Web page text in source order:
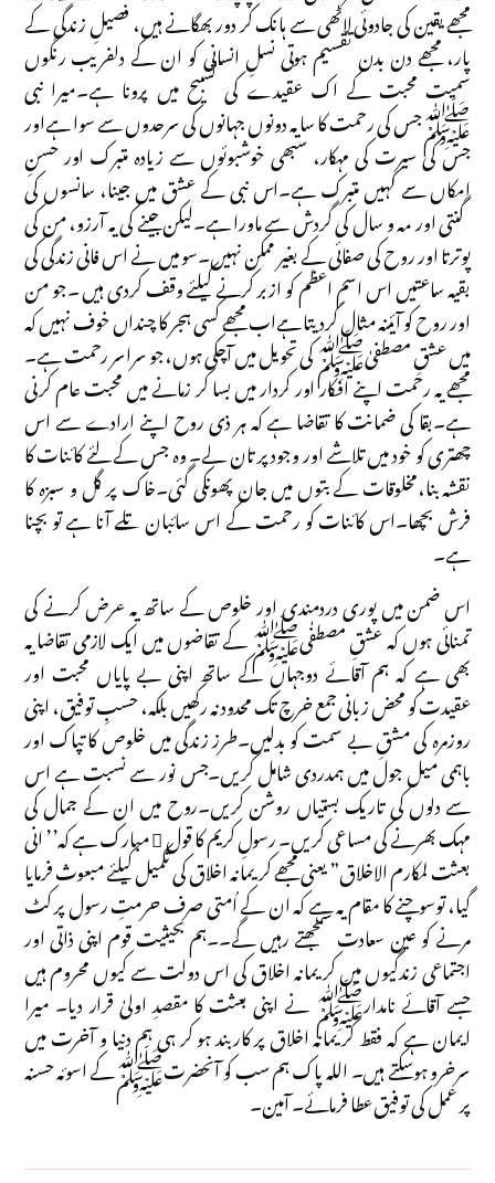
مجھے یقین کی جادوئی لاٹھی سے ہانک کر دور بھگانے ہیں، فصیلِ زندگی کے
پار، مجھے دن بدن تقسیم ہوتی نسلِ انسانی کو ان کے دلفریب رنگوں
سمیت محبت کے اک عقیدے کی تسبیح میں پرونا ہے۔میرا نبی
ﷺجس کی رحمت کا سایہ دونوں جہانوں کی سرحدوں سے سوا ہےاور
جس کی سیرت کی مہکار، سبھی خوشبوئوں سے زیادہ متبرک اور حسنِ
امکاں سے کہیں متبرک ہے۔اس نبی کے عشق میں جینا، سانسوں کی
گنتی اور مہ و سال کی گردش سے ماورا ہے۔لیکن جینے کی یہ آرزو، من کی
پوترتا اور روح کی صفائی کے بغیر ممکن نہیں۔سو میں نے اس فانی زندگی کی
بقیہ ساعتیں اس اسمِ اعظم کو ازبر کرنے کیلئے وقف کردی ہیں ۔جو من
اور روح کو آئینہ مثال کردیتا ہےاب مجھے کسی ہجر کا چنداں خوف نہیں کہ
میں عشقِ مصطفیٰﷺ کی تحویل میں آچکی ہوں،جو سراسر رحمت ہے۔
مجھے یہ رحمت اپنے افکار اور کردار میں بسا کر زمانے میں محبت عام کرنی
ہے۔بقا کی ضمانت کا تقاضا ہے کہ ہر ذی روح اپنے ارادے سے اس
چھتری کو خود میں تلاشے اور وجود پر تان لے۔ وہ جس کے لئے کائنات کا
نقشہ بنا،مخلوقات کے بتوں میں جان پھونکی گئی۔خاک پر گل و سبزہ کا
فرش بچھا۔اس کائنات کو رحمت کے اس سائبان تلے آنا ہے تو بچنا
ہے۔
اس ضمن میں پوری دردمندی اور خلوص کے ساتھ یہ عرض کرنے کی
تمنائی ہوں کہ عشقِ مصطفٰیﷺ کے تقاضوں میں ایک لازمی تقاضا یہ
بھی ہے کہ ہم آقائے دوجہاں کے ساتھ اپنی بے پایاں محبت اور
عقیدت کو محض زبانی جمع خرچ تک محدود نہ رکھیں بلکہ، حسبِ توفیق، اپنی
روزمرہ کی مشقِ بے سمت کو بدلیں۔طرز زندگی میں خلوص کا تپاک اور
باہمی میل جول میں ہمدردی شامل کریں۔جس نور سے نسبت ہے اس
سے دلوں کی تاریک بستیاں روشن کریں۔روح میں ان کے جمال کی
مہک بھرنے کی مساعی کریں۔ رسولِ کریم کا قول ِ مبارک ہے کہ’’ انی
بعثت لمکارم الاخلاق” یعنی مجھے کریمانہ اخلاق کی تکمیل کیلئے مبعوث فرمایا
گیا، توسوچنے کا مقام یہ ہے کہ ان کے اُمتی صرف حرمتِ رسول پر کٹ
مرنے کو عین سعادت سمجھتے رہیں گے۔۔ہم بحیثیت قوم اپنی ذاتی اور
اجتماعی زندگیوں میں کریمانہ اخلاق کی اس دولت سے کیوں محروم ہیں
جسے آقائے نامدارﷺ نے اپنی بعثت کا مقصدِ اولیٰ قرار دیا۔ میرا
ایمان ہے کہ فقط کریمانہ اخلاق پر کاربند ہو کر ہی ہم دنیا و آخرت میں
سرخرو ہوسکتے ہیں۔ اللہ پاک ہم سب کو آنحضرتﷺکے اسوئہ حسنہ
پر عمل کی توفیق عطا فرمائے۔ آمین۔